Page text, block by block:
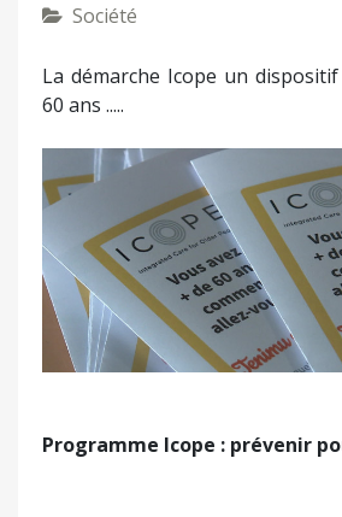
Société
La démarche Icope un
60 ans .....
Programme Icope : prévenir